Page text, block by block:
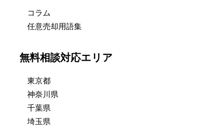
コラム
任意売却用語集
無料相談対応エリア
東京都
神奈川県
千葉県
埼玉県